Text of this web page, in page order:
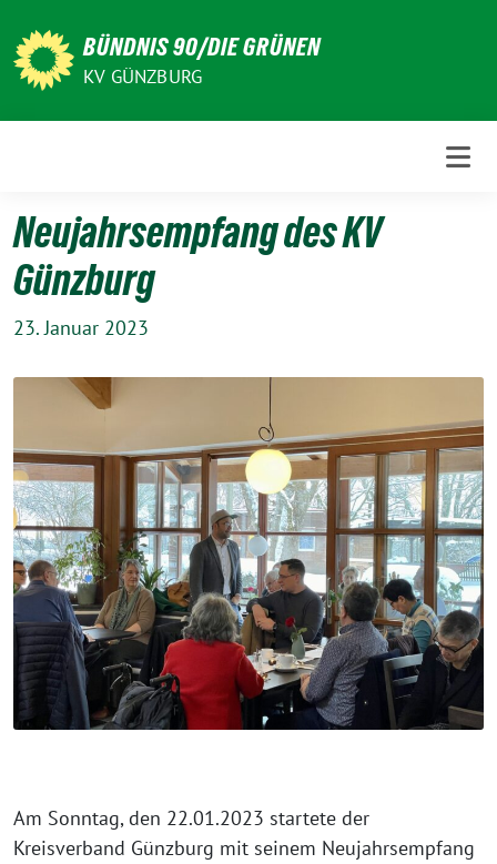
zum
Inhalt
BÜNDNIS 90/DIE GRÜNEN
KV GÜNZBURG
Neujahrsempfang des KV
Günzburg
23. Januar 2023
Am Sonntag, den 22.01.2023 startete der
Kreisverband Günzburg mit seinem Neujahrsempfang